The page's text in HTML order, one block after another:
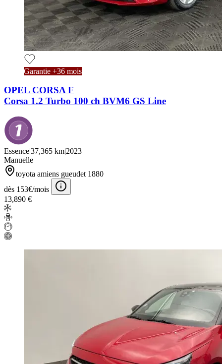
Garantie +36 mois
OPEL CORSA F
Corsa 1.2 Turbo 100 ch BVM6 GS Line
Essence|37,365 km|2023
Manuelle
toyota amiens gueudet 1880
dès 153€/mois
13,890 €